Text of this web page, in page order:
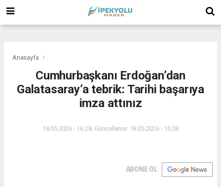
Anasayfa
Cumhurbaşkanı Erdoğan’dan
Galatasaray’a tebrik: Tarihi başarıya
imza attınız
18.05.2026 - 16:28, Güncelleme: 18.05.2026 - 16:28
ABONE OL